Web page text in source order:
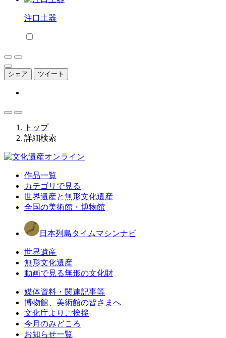
注口土器
シェア ツイート
トップ
詳細検索
作品一覧
カテゴリで見る
世界遺産と無形文化遺産
全国の美術館・博物館
日本列島タイムマシンナビ
世界遺産
無形文化遺産
動画で見る無形の文化財
媒体資料・関連記事等
博物館、美術館の皆さまへ
文化庁よりご挨拶
今月のみどころ
お知らせ一覧